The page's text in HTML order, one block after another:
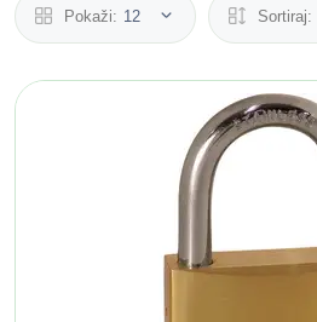
Pokaži: 12 Sortiraj: